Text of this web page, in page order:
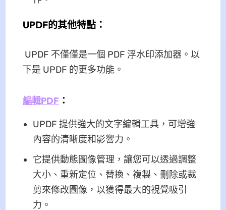
UPDF的其他特點：
UPDF 不僅僅是一個 PDF 浮水印添加器。以
下是 UPDF 的更多功能。
編輯PDF ：
UPDF 提供強大的文字編輯工具，可增強
內容的清晰度和影響力。
它提供動態圖像管理，讓您可以透過調整
大小、重新定位、替換、複製、刪除或裁
剪來修改圖像，以獲得最大的視覺吸引
力。